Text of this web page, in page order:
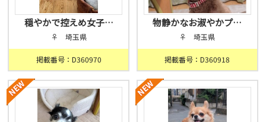
穏やかで控えめ女子…
♀ 埼玉県
掲載番号：D360970
物静かなお淑やかプ…
♀ 埼玉県
掲載番号：D360918